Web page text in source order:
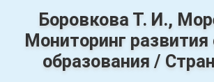
Боровкова Т. И.,
Мониторинг
образования /